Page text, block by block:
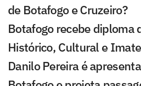
de Botafogo e Cruzeiro?
Botafogo recebe diploma
Histórico, Cultural e
Danilo Pereira é